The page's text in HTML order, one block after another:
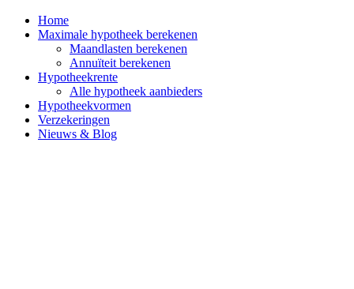
Home
Maximale hypotheek berekenen
Maandlasten berekenen
Annuïteit berekenen
Hypotheekrente
Alle hypotheek aanbieders
Hypotheekvormen
Verzekeringen
Nieuws & Blog